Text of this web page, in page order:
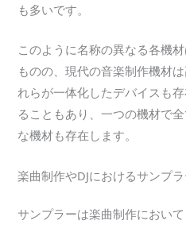
も多いです。
このように名称の異なる各機
ものの、現代の音楽制作機材
れらが一体化したデバイスも
ることもあり、一つの機材で
な機材も存在します。
楽曲制作やDJにおけるサンプ
サンプラーは楽曲制作におい